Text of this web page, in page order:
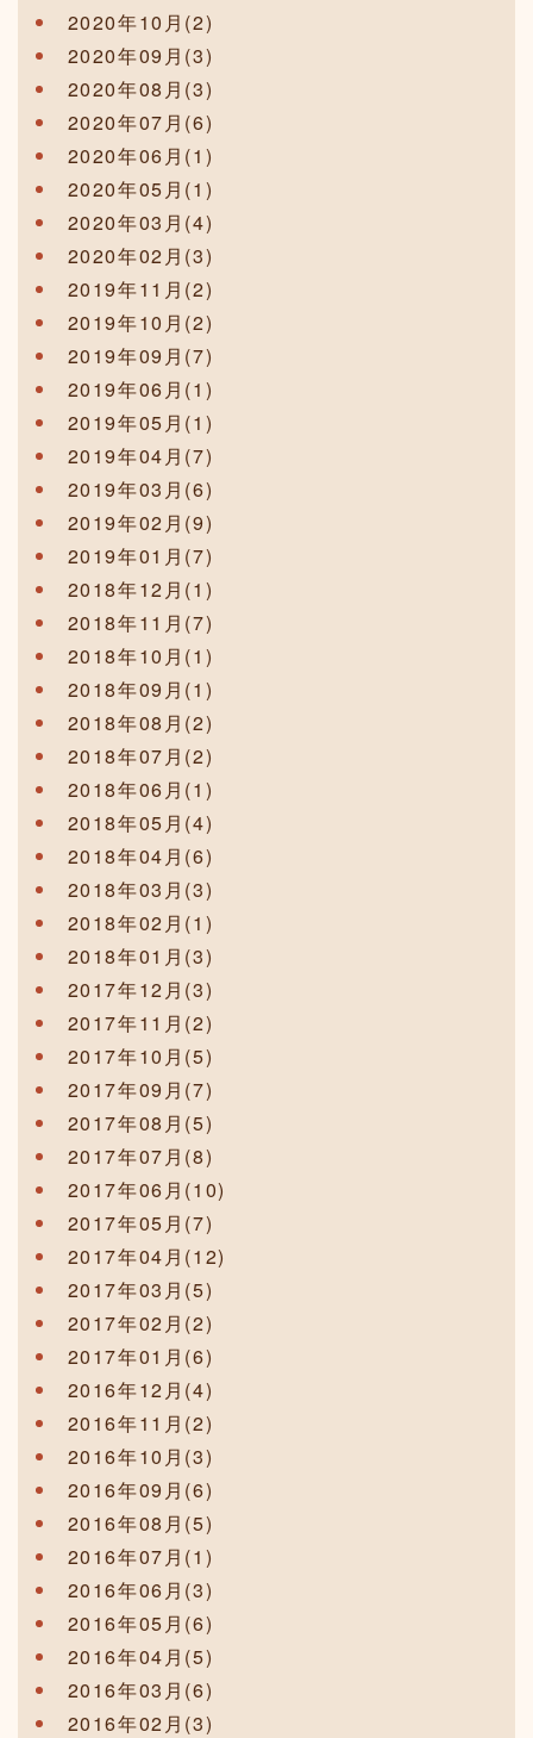
2020年10月(2)
2020年09月(3)
2020年08月(3)
2020年07月(6)
2020年06月(1)
2020年05月(1)
2020年03月(4)
2020年02月(3)
2019年11月(2)
2019年10月(2)
2019年09月(7)
2019年06月(1)
2019年05月(1)
2019年04月(7)
2019年03月(6)
2019年02月(9)
2019年01月(7)
2018年12月(1)
2018年11月(7)
2018年10月(1)
2018年09月(1)
2018年08月(2)
2018年07月(2)
2018年06月(1)
2018年05月(4)
2018年04月(6)
2018年03月(3)
2018年02月(1)
2018年01月(3)
2017年12月(3)
2017年11月(2)
2017年10月(5)
2017年09月(7)
2017年08月(5)
2017年07月(8)
2017年06月(10)
2017年05月(7)
2017年04月(12)
2017年03月(5)
2017年02月(2)
2017年01月(6)
2016年12月(4)
2016年11月(2)
2016年10月(3)
2016年09月(6)
2016年08月(5)
2016年07月(1)
2016年06月(3)
2016年05月(6)
2016年04月(5)
2016年03月(6)
2016年02月(3)